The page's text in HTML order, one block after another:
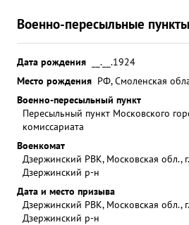
Военно-пересыльные
Дата рождения
__.__.1924
Место рождения РФ, Смоленская
Военно-пересыльный пункт
Пересыльный пункт Московского
комиссариата
Военкомат
Дзержинский РВК, Московская обл.,
Дзержинский р-н
Дата и место призыва
Дзержинский РВК, Московская обл.,
Дзержинский р-н